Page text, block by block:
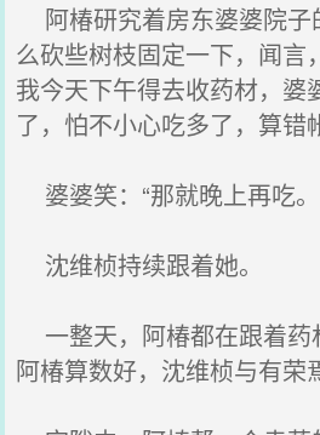
阿椿研究着房东婆婆院子
么砍些树枝固定一下，闻言
我今天下午得去收药材，婆
了，怕不小心吃多了，算错
婆婆笑：“那就晚上再吃。
沈维桢持续跟着她。
一整天，阿椿都在跟着药
阿椿算数好，沈维桢与有荣